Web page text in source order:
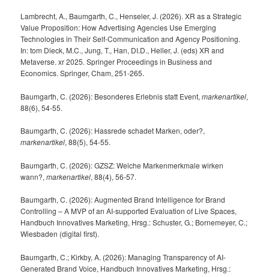
Lambrecht, A., Baumgarth, C., Henseler, J. (2026). XR as a Strategic
Value Proposition: How Advertising Agencies Use Emerging
Technologies in Their Self-Communication and Agency Positioning.
In: tom Dieck, M.C., Jung, T., Han, DI.D., Heller, J. (eds) XR and
Metaverse. xr 2025. Springer Proceedings in Business and
Economics. Springer, Cham, 251-265.
Baumgarth, C. (2026): Besonderes Erlebnis statt Event,markenartikel,
88(6), 54-55.
Baumgarth, C. (2026): Hassrede schadet Marken, oder?,
markenartikel, 88(5), 54-55.
Baumgarth, C. (2026): GZSZ: Welche Markenmerkmale wirken
wann?,markenartikel, 88(4), 56-57.
Baumgarth, C. (2026): Augmented Brand Intelligence for Brand
Controlling – A MVP of an AI-supported Evaluation of Live Spaces,
Handbuch Innovatives Marketing, Hrsg.: Schuster, G.; Bornemeyer, C.;
Wiesbaden (digital first).
Baumgarth, C.; Kirkby, A. (2026): Managing Transparency of AI-
Generated Brand Voice, Handbuch Innovatives Marketing, Hrsg.: